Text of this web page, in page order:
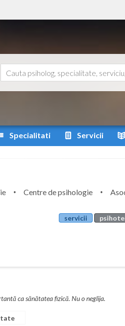
Specialitati Servicii
Centre de psihologie
servicii
ca sănătatea fizică. Nu o neglija.